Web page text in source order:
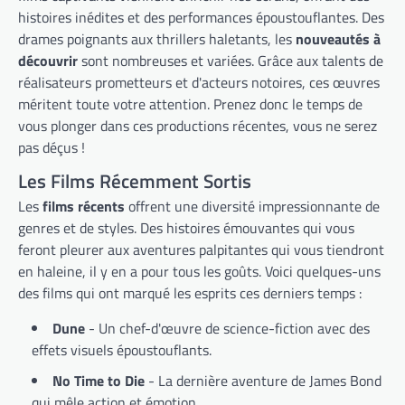
histoires inédites et des performances époustouflantes. Des
drames poignants aux thrillers haletants, les nouveautés à
découvrirsont nombreuses et variées. Grâce aux talents de
réalisateurs prometteurs et d'acteurs notoires, ces œuvres
méritent toute votre attention. Prenez donc le temps de
vous plonger dans ces productions récentes, vous ne serez
pas déçus !
Les Films Récemment Sortis
Lesfilms récents offrent une diversité impressionnante de
genres et de styles. Des histoires émouvantes qui vous
feront pleurer aux aventures palpitantes qui vous tiendront
en haleine, il y en a pour tous les goûts. Voici quelques-uns
des films qui ont marqué les esprits ces derniers temps :
Dune - Un chef-d'œuvre de science-fiction avec des
effets visuels époustouflants.
No Time to Die - La dernière aventure de James Bond